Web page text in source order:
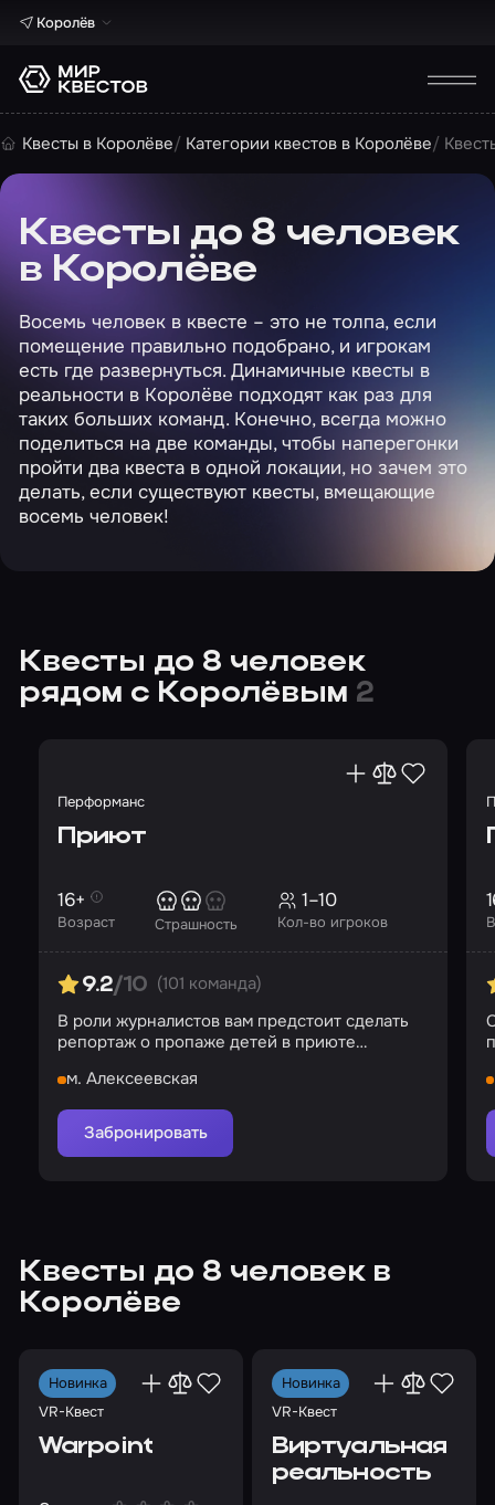
Королёв
Квесты в Королёве Категории квестов в Королёве
Квесты до 8 человек
в Королёве
Восемь человек в квесте – это не толпа, если
помещение правильно подобрано, и игрокам
есть где развернуться. Динамичные квесты в
реальности в Королёве подходят как раз для
таких больших команд. Конечно, всегда можно
поделиться на две команды, чтобы наперегонки
пройти два квеста в одной локации, но зачем это
делать, если существуют квесты, вмещающие
восемь человек!
Квесты до 8 человек
рядом с Королёвым 2
Перформанс
Приют
Возраст
16+
Страшность Кол-во игроков
1–10
9.2/10 (101 команда)
В роли журналистов вам предстоит сделать
репортаж о пропаже детей в приюте
м. Алексеевская
Забронировать
Квесты до 8 человек в
Королёве
Новинка
VR-Квест
Warpoint
Новинка
VR-Квест
Виртуальная
реальность